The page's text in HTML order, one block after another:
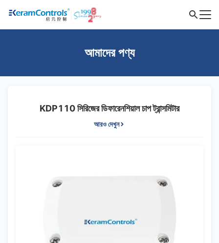
আমাদের পণ্য
KDP110 সিরিজের ডিফারেনশিয়াল চাপ ট্রান্সমিটার
আরও দেখুন